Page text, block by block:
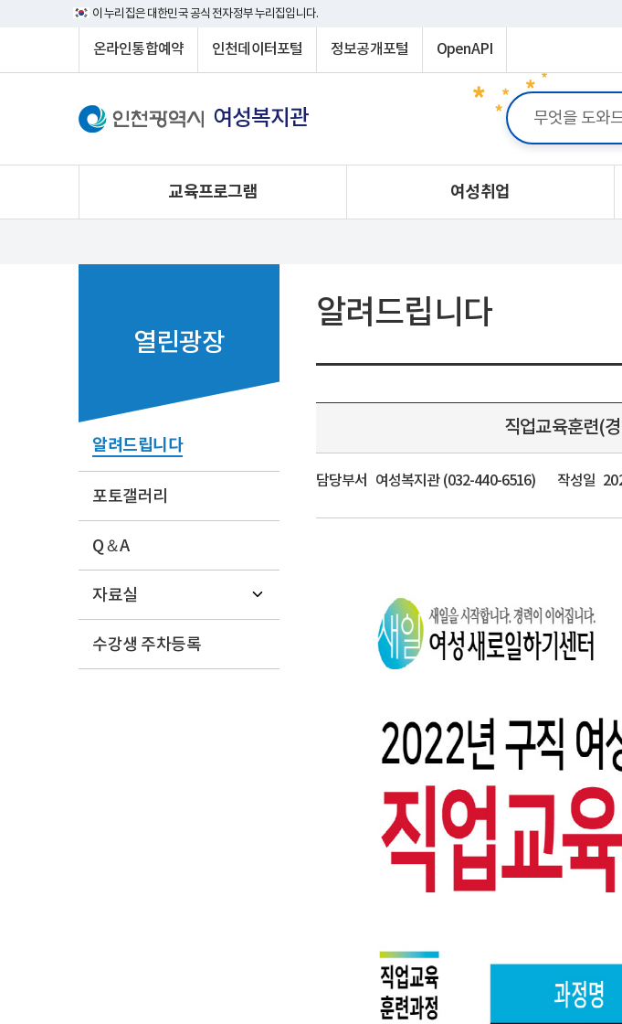
이 누리집은 대한민국 공식 전자정부 누리집입니다.
온라인통합예약 인천데이터포털 정보공개포털 OpenAPI
여성복지관
교육프로그램 여성취업
열린광장
알려드립니다
포토갤러리
Q＆A
자료실
수강생 주차등록
알려드립니다
직업교육훈련(
담당부서 여성복지관 (032-440-6516) 작성일